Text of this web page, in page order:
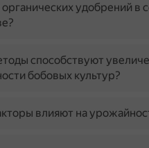
удобрений в
способствуют
бобовых культур?
влияют на